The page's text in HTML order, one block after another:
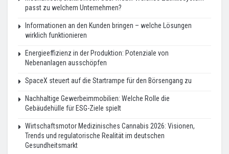
passt zu welchem Unternehmen?
Informationen an den Kunden bringen – welche Lösungen
wirklich funktionieren
Energieeffizienz in der Produktion: Potenziale von
Nebenanlagen ausschöpfen
SpaceX steuert auf die Startrampe für den Börsengang zu
Nachhaltige Gewerbeimmobilien: Welche Rolle die
Gebäudehülle für ESG-Ziele spielt
Wirtschaftsmotor Medizinisches Cannabis 2026: Visionen,
Trends und regulatorische Realität im deutschen
Gesundheitsmarkt